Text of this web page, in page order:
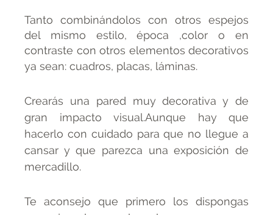
Tanto combinándolos con otros espejos
del mismo estilo, época ,color o en
contraste con otros elementos decorativos
ya sean: cuadros, placas, láminas.
Crearás una pared muy decorativa y de
gran impacto visual.Aunque hay que
hacerlo con cuidado para que no llegue a
cansar y que parezca una exposición de
mercadillo.
Te aconsejo que primero los dispongas